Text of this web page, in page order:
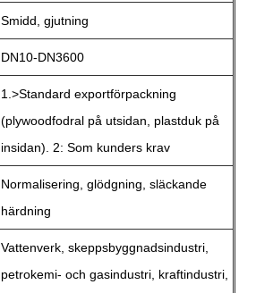
Smidd, gjutning
DN10-DN3600
1.>Standard exportförpackning
(plywoodfodral på utsidan, plastduk på
insidan). 2: Som kunders krav
Normalisering, glödgning, släckande
härdning
Vattenverk, skeppsbyggnadsindustri,
petrokemi- och gasindustri, kraftindustri,